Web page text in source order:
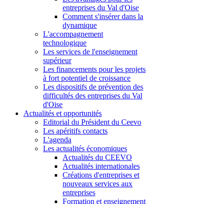
entreprises du Val d'Oise
Comment s'insérer dans la
dynamique
L'accompagnement
technologique
Les services de l'enseignement
supérieur
Les financements pour les projets
à fort potentiel de croissance
Les dispositifs de prévention des
difficultés des entreprises du Val
d'Oise
Actualités et opportunités
Editorial du Président du Ceevo
Les apéritifs contacts
L'agenda
Les actualités économiques
Actualités du CEEVO
Actualités internationales
Créations d'entreprises et
nouveaux services aux
entreprises
Formation et enseignement